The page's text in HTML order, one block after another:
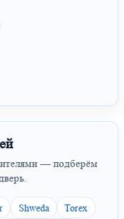
— подберём
Shweda
Torex